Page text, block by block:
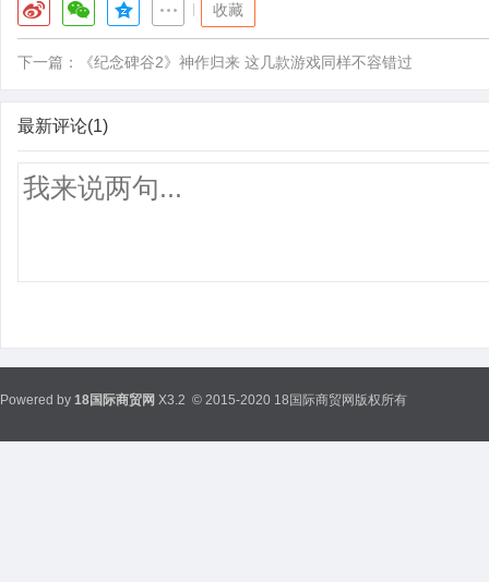
收藏
下一篇： 《纪念碑谷2》神作归来 这几款游戏同样不容错过
最新评论(1)
Powered by 18国际商贸网 X3.2 © 2015-2020 18国际商贸网版权所有